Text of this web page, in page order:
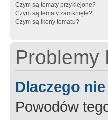
Czym są tematy przyklejone?
Czym są tematy zamknięte?
Czym są ikony tematu?
Problemy
Dlaczego
Powodów